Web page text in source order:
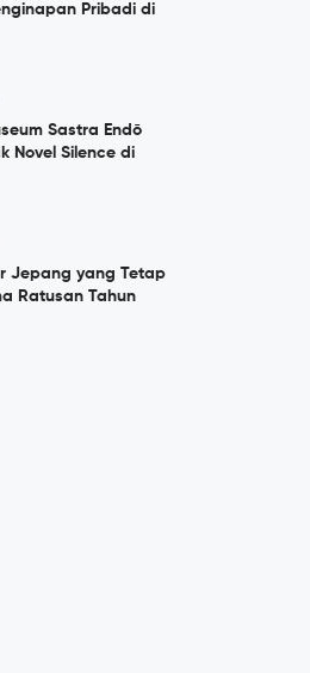
Pribadi di
Sastra Endō
Novel Silence di
Jepang yang Tetap
Ratusan Tahun